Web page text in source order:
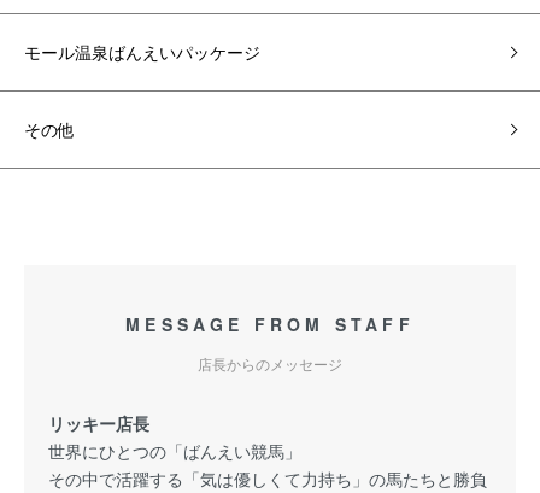
モール温泉ばんえいパッケージ
その他
MESSAGE FROM STAFF
店長からのメッセージ
リッキー店長
世界にひとつの「ばんえい競馬」
その中で活躍する「気は優しくて力持ち」の馬たちと勝負